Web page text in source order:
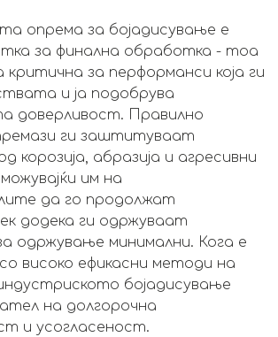
опрема за бојадисување е
за финална обработка - тоа
критична за перформанси која ги
и ја подобрува
доверливост. Правилно
ги заштитуваат
корозија, абразија и агресивни
им на
да го продолжат
додека ги одржуваат
одржување минимални. Кога е
високо ефикасни методи на
бојадисување
на долгорочна
и усогласеност.